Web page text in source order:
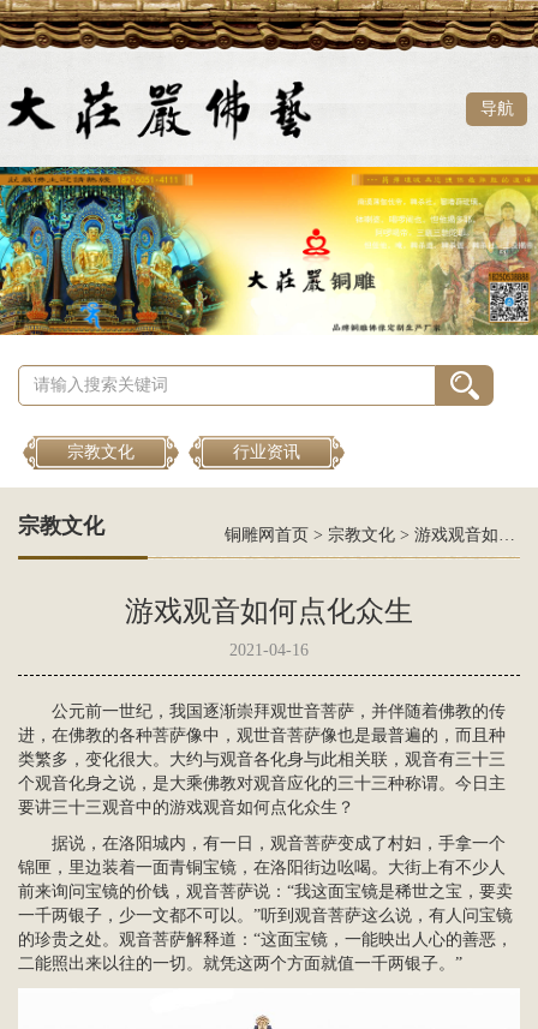
导航
宗教文化 行业资讯
宗教文化 铜雕网首页 > 宗教文化 > 游戏观音如何点化众生
游戏观音如何点化众生
2021-04-16
公元前一世纪，我国逐渐崇拜观世音菩萨，并伴随着佛教的传
进，在佛教的各种菩萨像中，观世音菩萨像也是最普遍的，而且种
类繁多，变化很大。大约与观音各化身与此相关联，观音有三十三
个观音化身之说，是大乘佛教对观音应化的三十三种称谓。今日主
要讲三十三观音中的游戏观音如何点化众生？
据说，在洛阳城内，有一日， 观音菩萨变成了村妇，手拿一个
锦匣，里边装着一面青铜宝镜，在洛阳街边吆喝。大街上有不少人
前来询问宝镜的价钱，观音菩萨说：“我这面宝镜是稀世之宝，要卖
一千两银子，少一文都不可以。”听到观音菩萨这么说，有人问宝镜
的珍贵之处。观音菩萨解释道：“这面宝镜，一能映出人心的善恶，
二能照出来以往的一切。就凭这两个方面就值一千两银子。”